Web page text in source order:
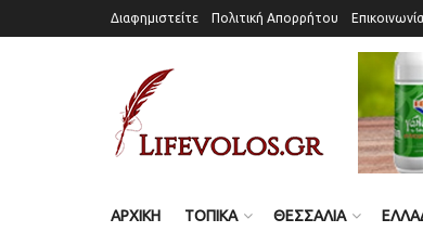
Διαφημιστείτε Πολιτική Απορρήτου Επικοινωνία
ΑΡΧΙΚΗ ΤΟΠΙΚΑ ΘΕΣΣΑΛΙΑ